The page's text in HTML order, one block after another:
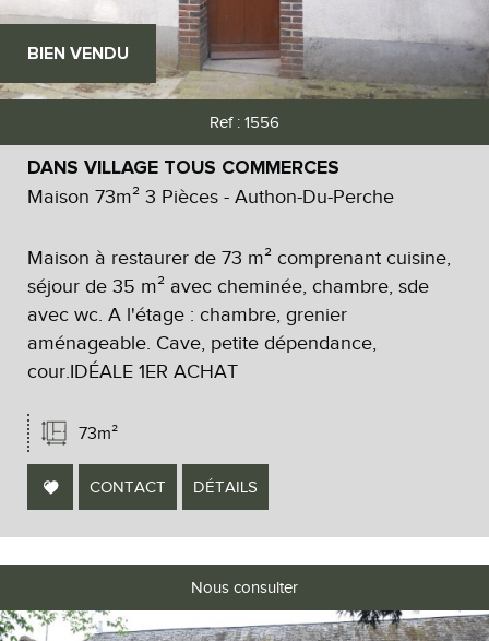
BIEN VENDU
Ref : 1556
DANS VILLAGE TOUS COMMERCES
Maison 73m² 3 Pièces - Authon-Du-Perche
Maison à restaurer de 73 m² comprenant cuisine,
séjour de 35 m² avec cheminée, chambre, sde
avec wc. A l'étage : chambre, grenier
aménageable. Cave, petite dépendance,
cour.IDÉALE 1ER ACHAT
73m²
CONTACT DÉTAILS
Nous consulter